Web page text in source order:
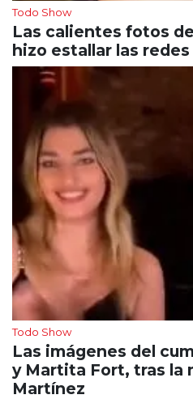
Todo Show
Las calientes fotos
hizo estallar las redes
Todo Show
Las imágenes del
y Martita Fort, tras la
Martínez